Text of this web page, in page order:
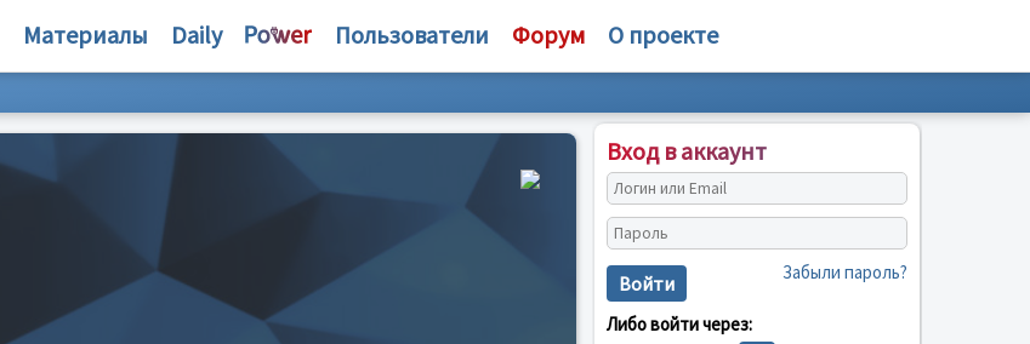
Материалы Daily Пользователи Форум О проекте
Вход в аккаунт
Войти Забыли пароль?
Либо войти через: